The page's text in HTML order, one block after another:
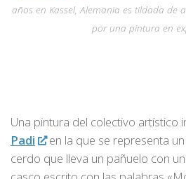
años en Kassel, Alemania es tildada de
por una pintura en
Una pintura del colectivo artístico
Padi
en la que se representa
cerdo que lleva un pañuelo con